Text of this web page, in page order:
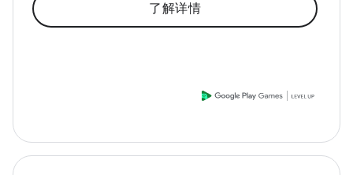
了解详情